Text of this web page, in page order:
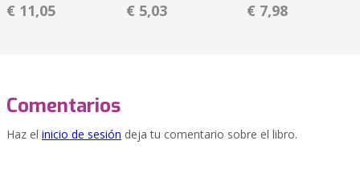
€ 11,05 € 5,03 € 7,98
Comentarios
Haz el inicio de sesión deja tu comentario sobre el libro.